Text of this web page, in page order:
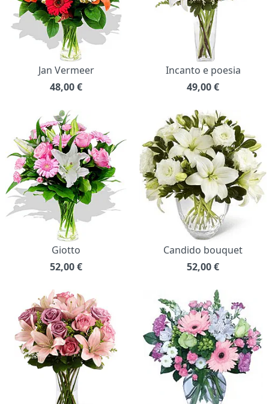
Jan Vermeer
48,00€
Incanto e poesia
49,00€
Giotto
52,00€
Candido bouquet
52,00€